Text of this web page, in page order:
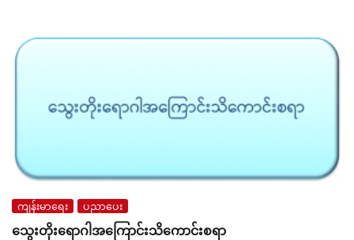
ကျန်းမာရေး ပညာပေး
သွေးတိုးရောဂါအကြောင်းသိကောင်းစရာ